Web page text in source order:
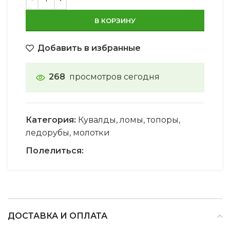
В КОРЗИНУ
Добавить в избранные
268 просмотров сегодня
Категория: Кувалды, ломы, топоры,
ледорубы, молотки
Полелиться:
ДОСТАВКА И ОПЛАТА